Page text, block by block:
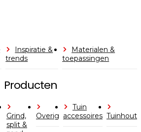
Inspiratie &
trends
Materialen &
toepassingen
Producten
Grind,
split &
Overig
Tuin
accessoires Tuinhout